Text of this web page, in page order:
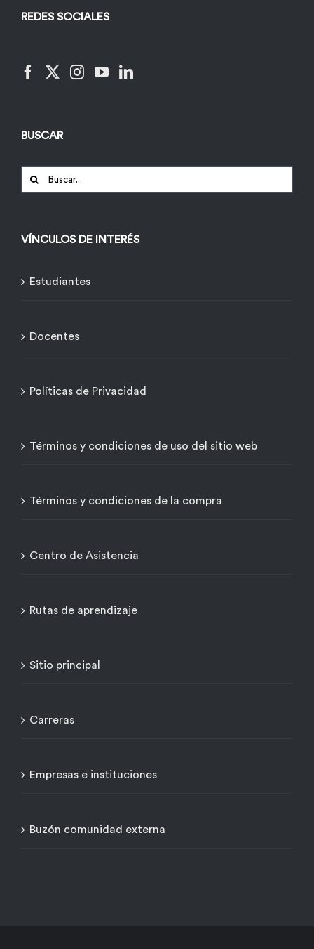
REDES SOCIALES
BUSCAR
Buscar:
VÍNCULOS DE INTERÉS
Estudiantes
Docentes
Políticas de Privacidad
Términos y condiciones de uso del sitio web
Términos y condiciones de la compra
Centro de Asistencia
Rutas de aprendizaje
Sitio principal
Carreras
Empresas e instituciones
Buzón comunidad externa